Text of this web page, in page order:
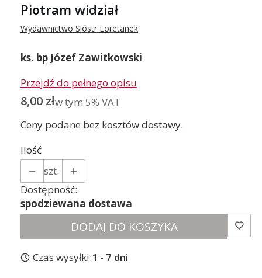
Piotram widział
Wydawnictwo Sióstr Loretanek
ks. bp Józef Zawitkowski
Przejdź do pełnego opisu
Cena
8,00 złw tym 5% VAT
w tym 5% VAT
Ceny podane bez kosztów dostawy.
Ilość
szt.
Dostępność:
spodziewana dostawa
DODAJ DO KOSZYKA
Czas wysyłki:1 - 7 dni